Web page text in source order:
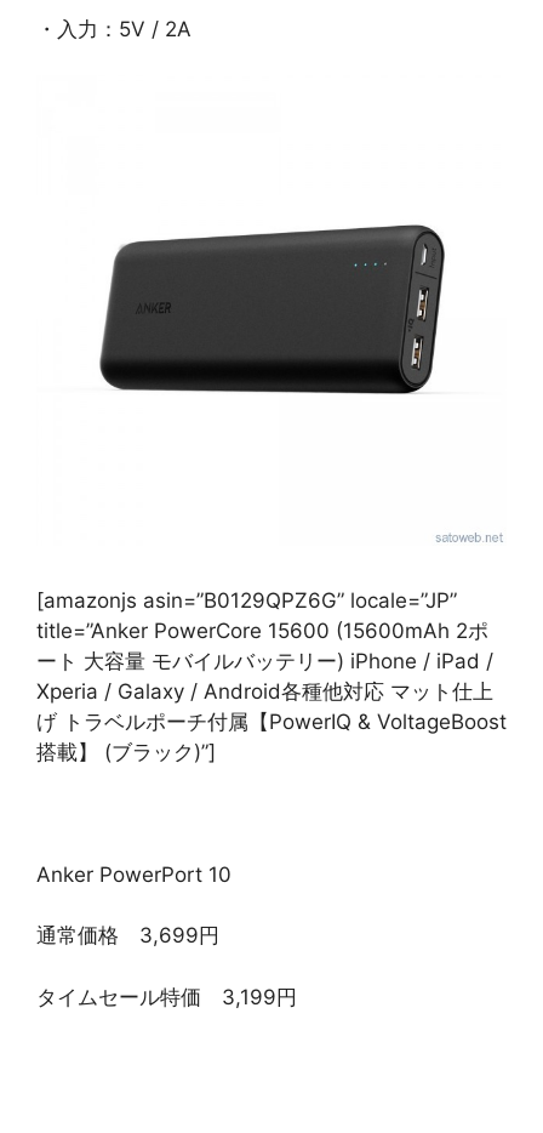
・入力：5V / 2A
[amazonjs asin=”B0129QPZ6G” locale=”JP”
title=”Anker PowerCore 15600 (15600mAh 2ポ
ート 大容量 モバイルバッテリー) iPhone / iPad /
Xperia / Galaxy / Android各種他対応 マット仕上
げ トラベルポーチ付属【PowerIQ & VoltageBoost
搭載】 (ブラック)”]
Anker PowerPort 10
通常価格 3,699円
タイムセール特価 3,199円